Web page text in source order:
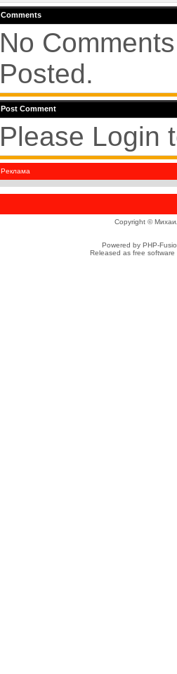
Comments
No
Posted.
Post Comment
Please Login
Реклама
Copyright ©
Powered by PHP-
Released as free